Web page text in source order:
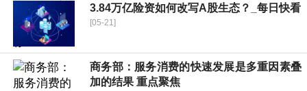
3.84万亿险资如何改写A股生态？_每日快看
[05-21]
商务部：服务消费的快速发展是多重因素叠
加的结果 重点聚焦